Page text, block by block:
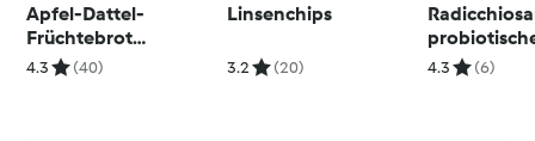
Apfel-Dattel-
Früchtebrot
(glutenfrei)
4.3 (40)
Linsenchips
3.2 (20)
Dressing
4.3 (6)